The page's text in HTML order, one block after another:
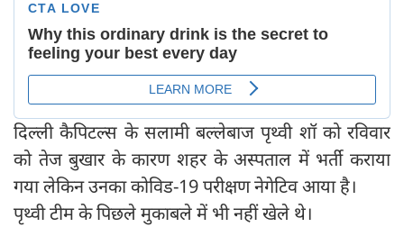
दिल्ली कैपिटल्स के सलामी बल्लेबाज पृथ्वी शॉ को रविवार
को तेज बुखार के कारण शहर के अस्पताल में भर्ती कराया
गया लेकिन उनका कोविड-19 परीक्षण नेगेटिव आया है।
पृथ्वी टीम के पिछले मुकाबले में भी नहीं खेले थे।